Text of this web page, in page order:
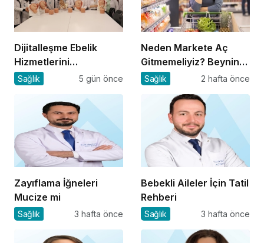
Dijitalleşme Ebelik
Hizmetlerini
Dönüştürüyor
Sağlık 5 gün önce
Neden Markete Aç
Gitmemeliyiz? Beynin
Satın Alma Psikolojisi
Sağlık 2 hafta önce
Zayıflama İğneleri
Mucize mi
Sağlık 3 hafta önce
Bebekli Aileler İçin Tatil
Rehberi
Sağlık 3 hafta önce